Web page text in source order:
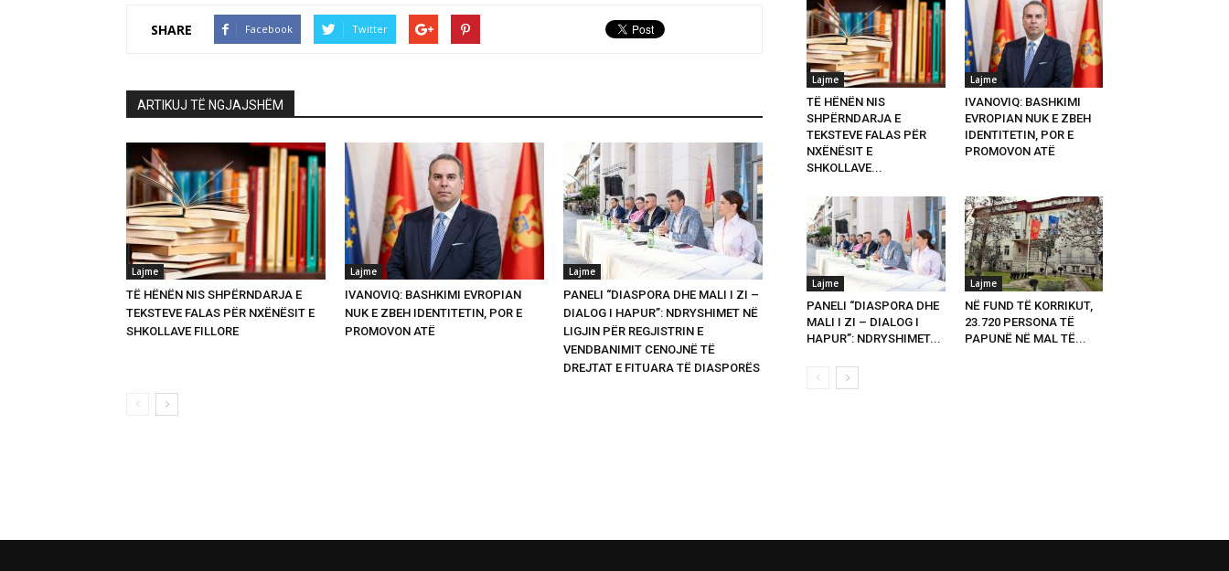
SHARE Facebook Twitter
ARTIKUJ TË NGJAJSHËM
Lajme
TË HËNËN NIS SHPËRNDARJA E
TEKSTEVE FALAS PËR NXËNËSIT E
SHKOLLAVE FILLORE
Lajme
IVANOVIQ: BASHKIMI EVROPIAN
NUK E ZBEH IDENTITETIN, POR E
PROMOVON ATË
Lajme
PANELI “DIASPORA DHE MALI I ZI –
DIALOG I HAPUR”: NDRYSHIMET NË
LIGJIN PËR REGJISTRIN E
VENDBANIMIT CENOJNË TË
DREJTAT E FITUARA TË DIASPORËS
Lajme
TË HËNËN NIS
SHPËRNDARJA E
TEKSTEVE FALAS PËR
NXËNËSIT E
SHKOLLAVE...
Lajme
IVANOVIQ: BASHKIMI
EVROPIAN NUK E ZBEH
IDENTITETIN, POR E
PROMOVON ATË
Lajme
PANELI “DIASPORA DHE
MALI I ZI – DIALOG I
HAPUR”: NDRYSHIMET...
Lajme
NË FUND TË KORRIKUT,
23.720 PERSONA TË
PAPUNË NË MAL TË...